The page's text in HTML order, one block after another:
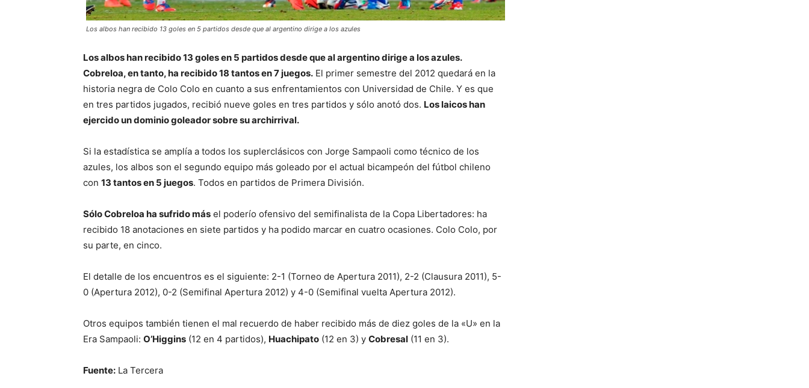
Los albos han recibido 13 goles en 5 partidos desde que al argentino dirige a los azules
Los albos han recibido 13 goles en 5 partidos desde que al argentino dirige a los azules.
Cobreloa, en tanto, ha recibido 18 tantos en 7 juegos. El primer semestre del 2012 quedará en la
historia negra de Colo Colo en cuanto a sus enfrentamientos con Universidad de Chile. Y es que
en tres partidos jugados, recibió nueve goles en tres partidos y sólo anotó dos. Los laicos han
ejercido un dominio goleador sobre su archirrival.
Si la estadística se amplía a todos los suplerclásicos con Jorge Sampaoli como técnico de los
azules, los albos son el segundo equipo más goleado por el actual bicampeón del fútbol chileno
con 13 tantos en 5 juegos. Todos en partidos de Primera División.
Sólo Cobreloa ha sufrido más el poderío ofensivo del semifinalista de la Copa Libertadores: ha
recibido 18 anotaciones en siete partidos y ha podido marcar en cuatro ocasiones. Colo Colo, por
su parte, en cinco.
El detalle de los encuentros es el siguiente: 2-1 (Torneo de Apertura 2011), 2-2 (Clausura 2011), 5-
0 (Apertura 2012), 0-2 (Semifinal Apertura 2012) y 4-0 (Semifinal vuelta Apertura 2012).
Otros equipos también tienen el mal recuerdo de haber recibido más de diez goles de la «U» en la
Era Sampaoli: O’Higgins (12 en 4 partidos), Huachipato (12 en 3) y Cobresal (11 en 3).
Fuente: La Tercera